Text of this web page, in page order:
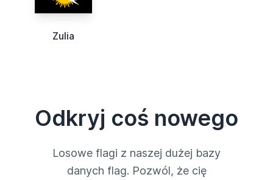
Zulia
Odkryj coś nowego
Losowe flagi z naszej dużej bazy
danych flag. Pozwól, że cię